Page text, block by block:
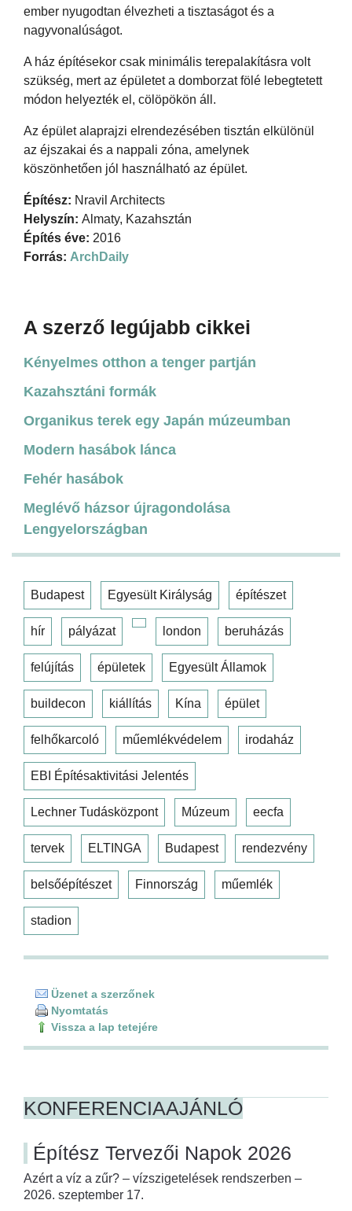
ember nyugodtan élvezheti a tisztaságot és a
nagyvonalúságot.
A ház építésekor csak minimális terepalakításra volt
szükség, mert az épületet a domborzat fölé lebegtetett
módon helyezték el, cölöpökön áll.
Az épület alaprajzi elrendezésében tisztán elkülönül
az éjszakai és a nappali zóna, amelynek
köszönhetően jól használható az épület.
Építész: Nravil Architects
Helyszín: Almaty, Kazahsztán
Építés éve: 2016
Forrás: ArchDaily
A szerző legújabb cikkei
Kényelmes otthon a tenger partján
Kazahsztáni formák
Organikus terek egy Japán múzeumban
Modern hasábok lánca
Fehér hasábok
Meglévő házsor újragondolása
Lengyelországban
Budapest Egyesült Királyság építészet
hír pályázat london beruházás
felújítás épületek Egyesült Államok
buildecon kiállítás Kína épület
felhőkarcoló műemlékvédelem irodaház
EBI Építésaktivitási Jelentés
Lechner Tudásközpont Múzeum eecfa
tervek ELTINGA Budapest rendezvény
belsőépítészet Finnország műemlék
stadion
Üzenet a szerzőnek
Nyomtatás
Vissza a lap tetejére
KONFERENCIAAJÁNLÓ
Építész Tervezői Napok 2026
Azért a víz a zűr? – vízszigetelések rendszerben –
2026. szeptember 17.